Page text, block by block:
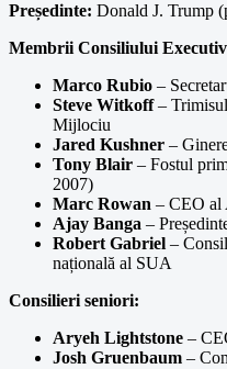
Președinte: Donald J. Trump
Membrii Consiliului
Marco Rubio –
Steve Witkoff–
Mijlociu
Jared Kushner –
Tony Blair – Fostul
2007)
Marc Rowan – CEO al
Ajay Banga –
Robert Gabriel –
națională al SUA
Consilieri seniori:
Aryeh Lightstone –
Josh Gruenbaum –